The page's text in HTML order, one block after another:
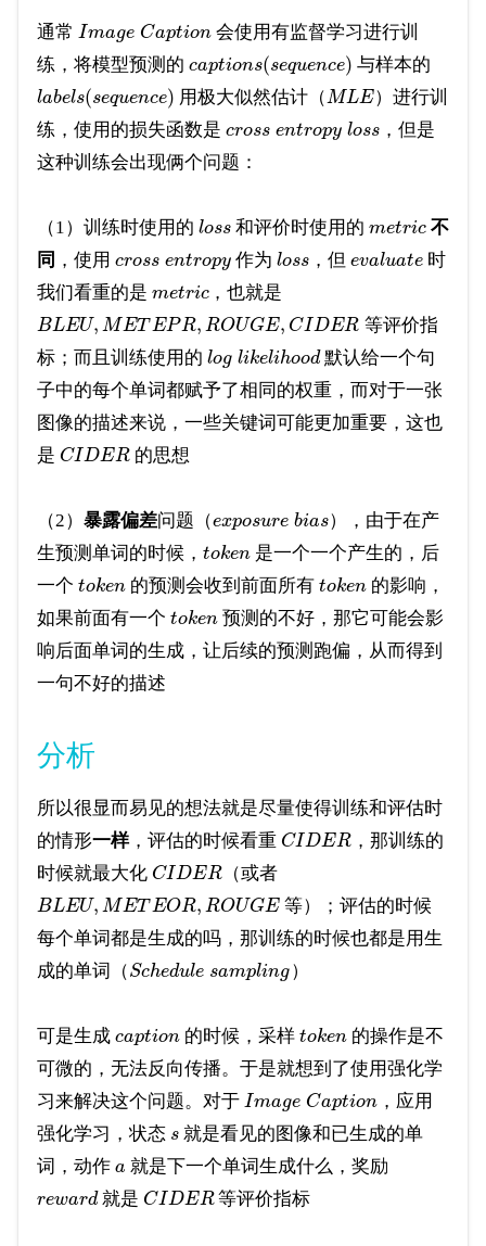
通常 Image Caption 会使用有监督学习进行训
练，将模型预测的 captions(sequence) 与样本的
labels(sequence) 用极大似然估计（MLE）进行训
练，使用的损失函数是 cross entropy loss ，但是
这种训练会出现俩个问题：
（1）训练时使用的 loss和评价时使用的 metric 不
同 ，使用 cross entropy 作为loss ，但evaluate 时
我们看重的是 metric，也就是
BLEU, METEPR, ROUGE, CIDER 等评价指
标；而且训练使用的 log likelihood默认给一个句
子中的每个单词都赋予了相同的权重，而对于一张
图像的描述来说，一些关键词可能更加重要，这也
是 CIDER的思想
（2） 暴露偏差问题（exposure bias），由于在产
生预测单词的时候， token是一个一个产生的，后
一个 token的预测会收到前面所有 token 的影响，
如果前面有一个 token预测的不好，那它可能会影
响后面单词的生成，让后续的预测跑偏，从而得到
一句不好的描述
分析
所以很显而易见的想法就是尽量使得训练和评估时
的情形一样，评估的时候看重 CIDER，那训练的
时候就最大化 CIDER（或者
BLEU, METEOR, ROUGE 等）；评估的时候
每个单词都是生成的吗，那训练的时候也都是用生
成的单词（Schedule sampling）
可是生成 caption的时候，采样 token 的操作是不
可微的，无法反向传播。于是就想到了使用强化学
习来解决这个问题。对于 Image Caption ，应用
强化学习，状态 s 就是看见的图像和已生成的单
词，动作 a 就是下一个单词生成什么，奖励
reward就是 CIDER等评价指标